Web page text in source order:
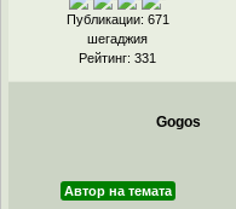
Публикации: 671
шегаджия
Рейтинг: 331
Gogos
Автор на темата